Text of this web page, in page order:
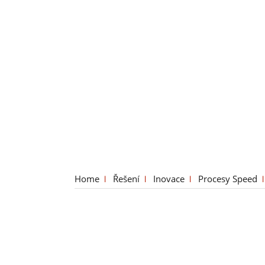
Home Řešení Inovace Procesy Speed